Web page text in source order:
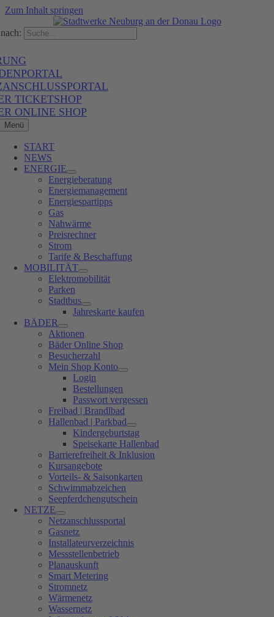
Zum Inhalt springen
TICKETSHOP
ONLINE SHOP
Menü
START
NEWS
ENERGIE
Energieberatung
Energiemanagement
Energiespartipps
Gas
Nahwärme
Preisrechner
Strom
Tarife & Beschaffung
MOBILITÄT
Elektromobilität
Parken
Stadtbus
Jahreskarte kaufen
BÄDER
Aktionen
Bäder Online Shop
Besucherzahl
Mein Shop Konto
Login
Bestellungen
Passwort vergessen
Freibad | Brandlbad
Hallenbad | Parkbad
Kindergeburtstag
Speisekarte Hallenbad
Barrierefreiheit & Inklusion
Kursangebote
Vorteils- & Saisonkarten
Schwimmabzeichen
Seepferdchengutschein
NETZE
Netzanschlussportal
Gasnetz
Installateurverzeichnis
Messstellenbetrieb
Planauskunft
Smart Metering
Stromnetz
Wärmenetz
Wassernetz